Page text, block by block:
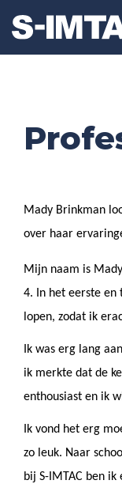
Mady Brinkman
over haar
Mijn naam is
4. In het eerste en
lopen, zodat ik
Ik was erg lang
ik merkte dat de
enthousiast en ik
Ik vond het erg
zo leuk. Naar
bij S-IMTAC ben